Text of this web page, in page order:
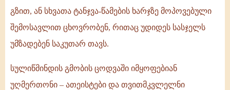
გზით, ან სხვათა ტანჯვა-წამების ხარჯზე მოპოვებული
შემოსავლით ცხოვრობენ, რითაც უდიდეს სასჯელს
უმზადებენ საკუთარ თავს.
სულიწმინდის გმობის ცოდვაში იმყოფებიან
უღმერთონი – ათეისტები და თვითმკვლელნი